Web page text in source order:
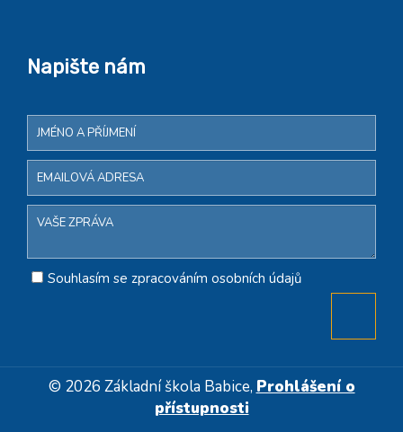
Napište nám
Souhlasím se zpracováním osobních údajů
© 2026 Základní škola Babice, Prohlášení o
přístupnosti